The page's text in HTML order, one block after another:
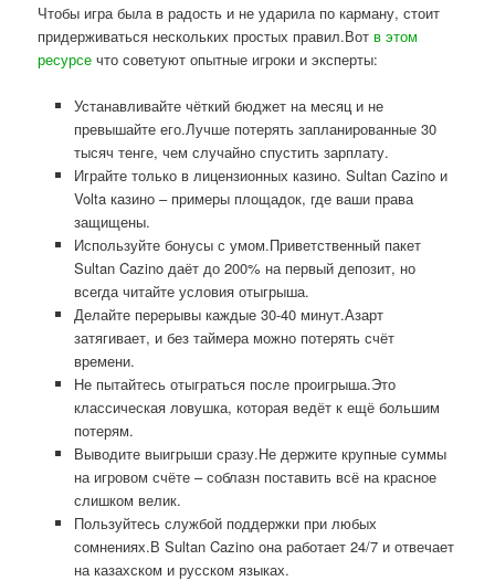
Чтобы игра была в радость и не ударила по карману, стоит
придерживаться нескольких простых правил.Вотв этом
ресурсе что советуют опытные игроки и эксперты:
Устанавливайте чёткий бюджет на месяц и не
превышайте его.Лучше потерять запланированные 30
тысяч тенге, чем случайно спустить зарплату.
Играйте только в лицензионных казино. Sultan Cazino и
Volta казино – примеры площадок, где ваши права
защищены.
Используйте бонусы с умом.Приветственный пакет
Sultan Cazino даёт до 200% на первый депозит, но
всегда читайте условия отыгрыша.
Делайте перерывы каждые 30-40 минут.Азарт
затягивает, и без таймера можно потерять счёт
времени.
Не пытайтесь отыграться после проигрыша.Это
классическая ловушка, которая ведёт к ещё большим
потерям.
Выводите выигрыши сразу.Не держите крупные суммы
на игровом счёте – соблазн поставить всё на красное
слишком велик.
Пользуйтесь службой поддержки при любых
сомнениях.В Sultan Cazino она работает 24/7 и отвечает
на казахском и русском языках.